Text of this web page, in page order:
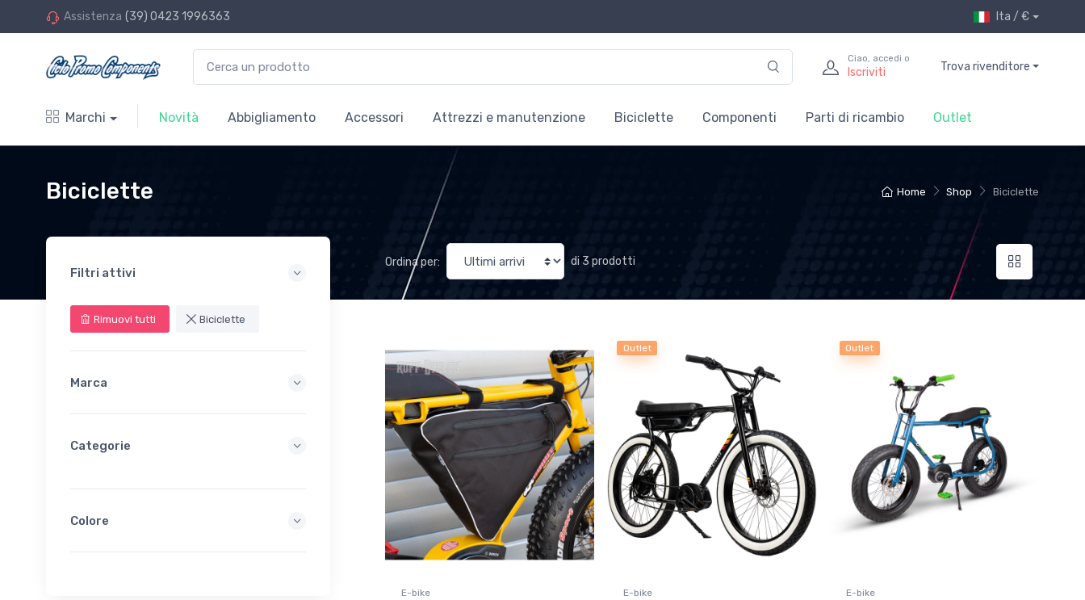
Assistenza (39) 0423 1996363 Ita / €
Ciao, accedi o
Iscriviti Trova rivenditore
Marchi Novità Abbigliamento Accessori Attrezzi e manutenzione Biciclette Componenti Parti di ricambio Outlet
Home Shop Biciclette
Biciclette
Filtri attivi
Rimuovi tutti Biciclette
Marca
Categorie
Colore
Ordina per: di 3 prodotti
E-bike
Outlet
E-bike
Outlet
E-bike